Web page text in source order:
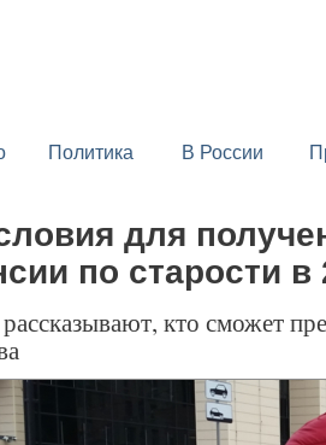
Политика В России
для
по старости в
кто сможет